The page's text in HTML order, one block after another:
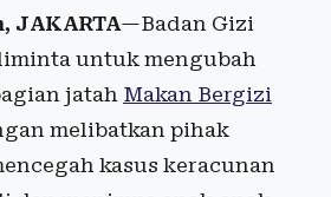
JAKARTA—Badan Gizi
untuk mengubah
jatah Makan Bergizi
melibatkan pihak
kasus keracunan